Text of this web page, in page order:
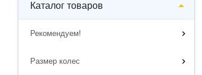
Каталог товаров
Рекомендуем!
Размер колес